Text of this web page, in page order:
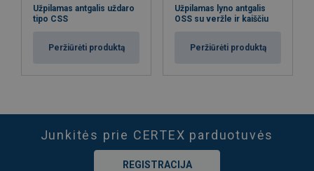
Užpilamas antgalis uždaro
tipo CSS
Peržiūrėti produktą
Užpilamas lyno antgalis
OSS su veržle ir kaiščiu
Peržiūrėti produktą
Junkitės prie CERTEX parduotuvės
REGISTRACIJA